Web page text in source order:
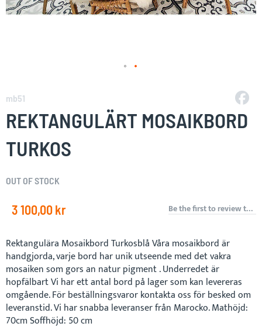
to
the
beginning
of
the
images
mb51
REKTANGULÄRT MOSAIKBORD
TURKOS
OUT OF STOCK
3 100,00 kr Be the first to review this product
Rektangulära Mosaikbord Turkosblå Våra mosaikbord är
handgjorda, varje bord har unik utseende med det vakra
mosaiken som gors an natur pigment . Underredet är
hopfälbart Vi har ett antal bord på lager som kan levereras
omgående. För beställningsvaror kontakta oss för besked om
leveranstid. Vi har snabba leveranser från Marocko. Mathöjd:
70cm Soffhöjd: 50 cm